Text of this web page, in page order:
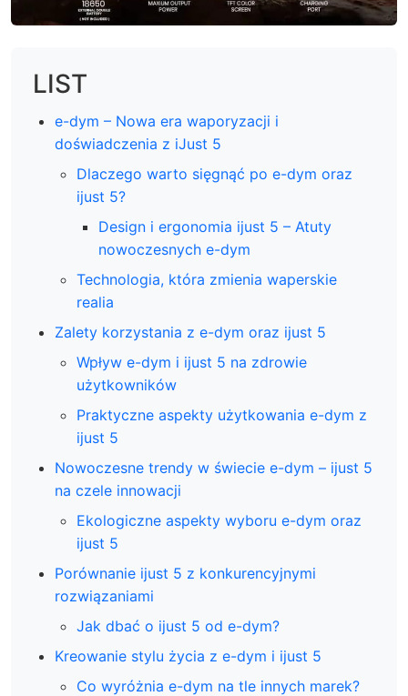
LIST
e-dym – Nowa era waporyzacji i
doświadczenia z iJust 5
Dlaczego warto sięgnąć po e-dym oraz
ijust 5?
Design i ergonomia ijust 5 – Atuty
nowoczesnych e-dym
Technologia, która zmienia waperskie
realia
Zalety korzystania z e-dym oraz ijust 5
Wpływ e-dym i ijust 5 na zdrowie
użytkowników
Praktyczne aspekty użytkowania e-dym z
ijust 5
Nowoczesne trendy w świecie e-dym – ijust 5
na czele innowacji
Ekologiczne aspekty wyboru e-dym oraz
ijust 5
Porównanie ijust 5 z konkurencyjnymi
rozwiązaniami
Jak dbać o ijust 5 od e-dym?
Kreowanie stylu życia z e-dym i ijust 5
Co wyróżnia e-dym na tle innych marek?